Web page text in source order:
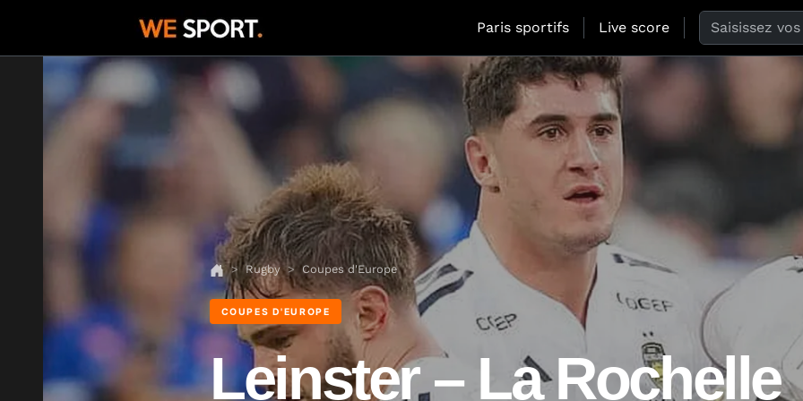
Paris sportifs Live score Search the
Rugby Coupes d'Europe
COUPES D'EUROPE
Leinster – La Rochelle